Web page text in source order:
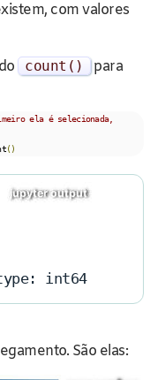
com valores
count ()
para
ela é selecionada,
()
int64
São elas: